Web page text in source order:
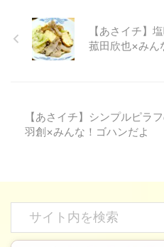
【あさイチ】
菰田欣也×みん
【あさイチ】シンプルピラ
羽創×みんな！ゴハンだよ